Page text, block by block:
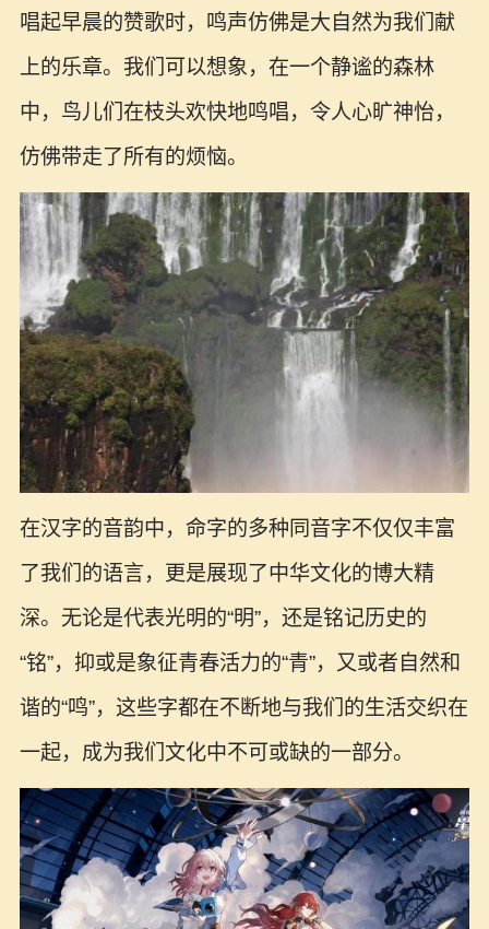
唱起早晨的赞歌时，鸣声仿佛是大自然为我们献
上的乐章。我们可以想象，在一个静谧的森林
中，鸟儿们在枝头欢快地鸣唱，令人心旷神怡，
仿佛带走了所有的烦恼。
在汉字的音韵中，命字的多种同音字不仅仅丰富
了我们的语言，更是展现了中华文化的博大精
深。无论是代表光明的“明”，还是铭记历史的
“铭”，抑或是象征青春活力的“青”，又或者自然和
谐的“鸣”，这些字都在不断地与我们的生活交织在
一起，成为我们文化中不可或缺的一部分。